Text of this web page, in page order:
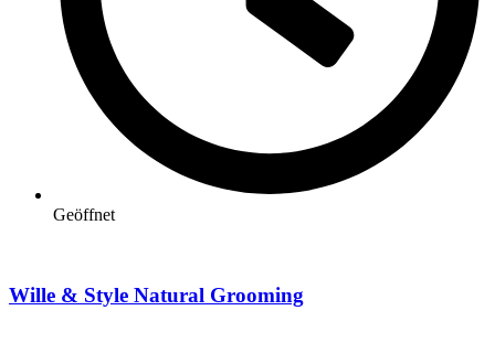
Geöffnet
Wille & Style Natural Grooming